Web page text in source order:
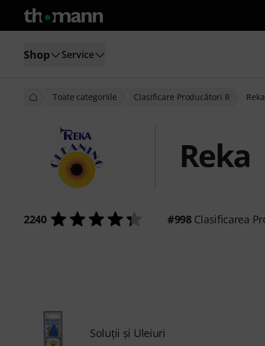
Shop Service
Toate categoriile Clasificare Producători R Reka
Reka
2240 #998Clasificarea
Soluţii şi Uleiuri